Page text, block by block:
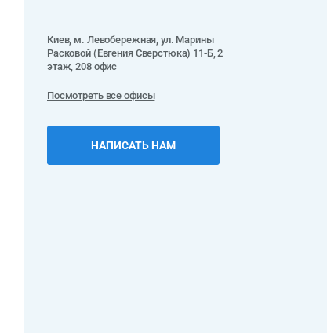
Киев, м. Левобережная, ул. Марины
Расковой (Евгения Сверстюка) 11-Б, 2
этаж, 208 офис
Посмотреть все офисы
НАПИСАТЬ НАМ